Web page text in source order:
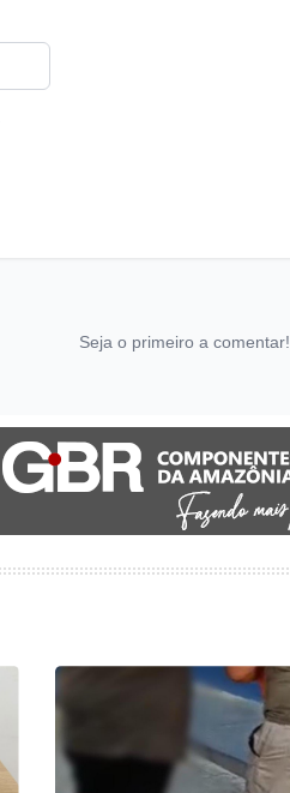
Seja o primeiro a comentar!